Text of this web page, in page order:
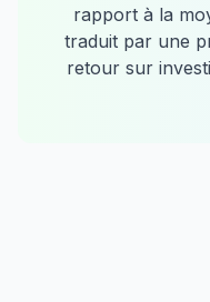
rapport à la
traduit par une
retour sur